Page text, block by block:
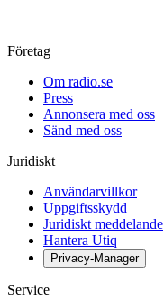
Företag
Om radio.se
Press
Annonsera med oss
Sänd med oss
Juridiskt
Användarvillkor
Uppgiftsskydd
Juridiskt meddelande
Hantera Utiq
Privacy-Manager
Service